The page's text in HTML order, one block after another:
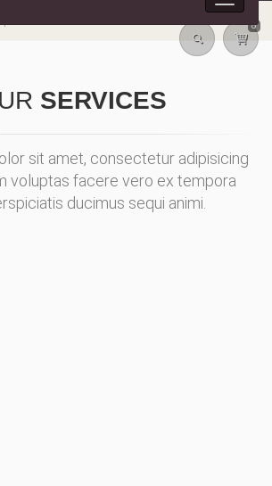
8
SERVICES
sit amet, consectetur adipisicing
voluptas facere vero ex tempora
ducimus sequi animi.